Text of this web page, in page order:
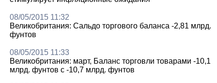
08/05/2015 11:32
Великобритания: Сальдо торгового баланса -2,81 млрд.
фунтов
08/05/2015 11:33
Великобритания: март, Баланс торговли товарами -10,1
млрд. фунтов с -10,7 млрд. фунтов